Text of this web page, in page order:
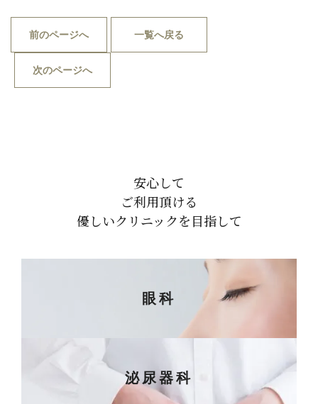
前のページへ 一覧へ戻る
次のページへ
安心して
ご利用頂ける
優しいクリニックを目指して
眼科
泌尿器科